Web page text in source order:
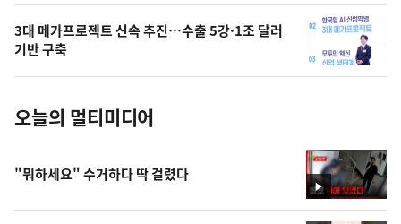
의
사
진
3대 메가프로젝트 신속 추진…수출 5강·1조 달러
기반 구축
오늘의 멀티미디어
영
상
"뭐하세요" 수거하다 딱 걸렸다